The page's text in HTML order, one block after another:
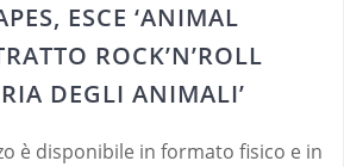
ESCE ‘ANIMAL
ROCK’N’ROLL
DEGLI ANIMALI’
è disponibile in formato fisico e in